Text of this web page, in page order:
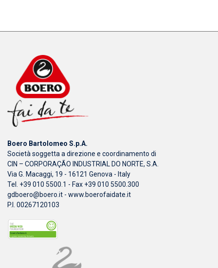
Boero Bartolomeo S.p.A.
Società soggetta a direzione e coordinamento di
CIN – CORPORAÇÃO INDUSTRIAL DO NORTE, S.A.
Via G. Macaggi, 19 - 16121 Genova - Italy
Tel. +39 010 5500.1 - Fax +39 010 5500.300
gdboero@boero.it - www.boerofaidate.it
P.I. 00267120103